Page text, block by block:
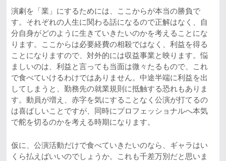
演劇を「業」にするためには、ここからが本当の勝負で
す。それぞれの人生に関わる話になるので正解はなく、自
分自身がどのように生きていきたいのかを考えることにな
ります。ここからは必要経費の相殺ではなく、利益を得る
ことになりますので、対外的には収益事業と映ります。悩
ましいのは、利益と言っても当面は微々たるもので、これ
で食べていけるわけではありません。中途半端に利益を出
してしまうと、勤務先の就業規則に抵触する恐れもありま
す。動員が増え、赤字を気にすることなく公演が打てるの
は喜ばしいことですが、同時にプロフェッショナルへ本気
で舵を切るのかを考える時期になります。
仮に、公演活動だけで食べていきたいのなら、ギャラはい
くら払えばいいのでしょうか。これも千差万別だと思いま